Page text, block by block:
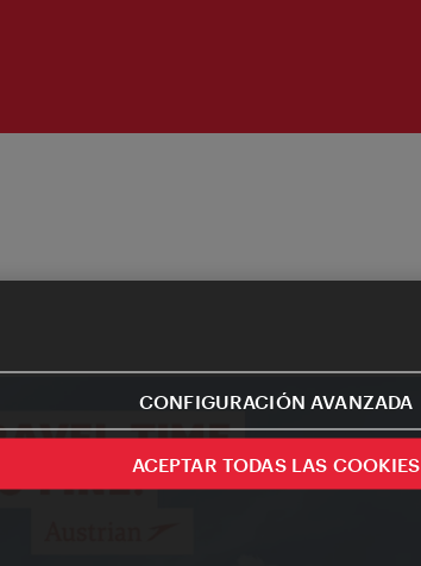
CONFIGURACIÓN AVANZADA
ACEPTAR TODAS LAS COOKIES